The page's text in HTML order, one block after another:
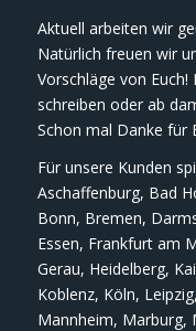
Aktuell arbeiten wir
Natürlich freuen wir
Vorschläge von
schreiben oder ab
Schon mal Danke für
Für unsere Kunden
Aschaffenburg, Bad
Bonn, Bremen,
Essen, Frankfurt am
Gerau, Heidelberg,
Koblenz, Köln,
Mannheim, Marburg,